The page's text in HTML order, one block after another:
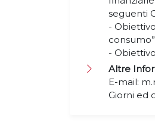
seguenti
-
consumo”
-
Altre
E-mail:
Giorni ed